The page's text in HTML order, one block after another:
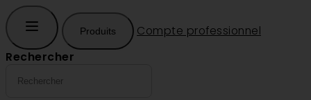
Produits
Compte professionnel
Rechercher